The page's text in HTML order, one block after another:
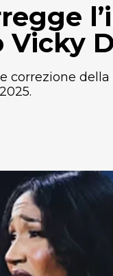
Vicky
correzione